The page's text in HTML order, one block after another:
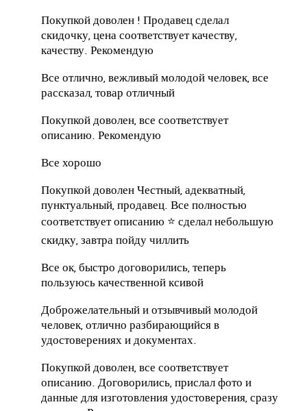
Покупкой доволен ! Продавец сделал
скидочку, цена соответствует качеству,
качеству. Рекомендую
Все отлично, вежливый молодой человек, все
рассказал, товар отличный
Покупкой доволен, все соответствует
описанию. Рекомендую
Все хорошо
Покупкой доволен Честный, адекватный,
пунктуальный, продавец. Все полностью
соответствует описанию ⭐ сделал небольшую
скидку, завтра пойду чиллить
Все ок, быстро договорились, теперь
пользуюсь качественной ксивой
Доброжелательный и отзывчивый молодой
человек, отлично разбирающийся в
удостоверениях и документах.
Покупкой доволен, все соответствует
описанию. Договорились, прислал фото и
данные для изготовления удостоверения, сразу